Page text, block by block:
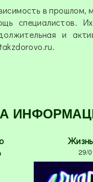
в прошлом,
специалистов.
и
29/